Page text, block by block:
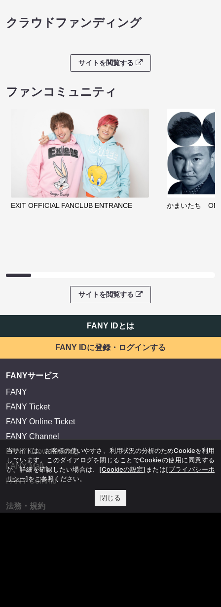
クラウドファンディング
サイトを閲覧する
ファンコミュニティ
EXIT OFFICIAL FANCLUB ENTRANCE かまいたち
サイトを閲覧する
FANY IDとは
FANY IDに登録・ログインする
FANYサービス
FANY
FANY Ticket
FANY Online Ticket
FANY Channel
FANY Crowdfunding
FANY Mall
FANY Commu
法務・規約
当サイトは、お客様の使いやすさ、利用状況の分析のためCookieを利用
しています。このダイアログを閉じることでCookieの使用に同意する
か、詳細を確認したい場合は、 [Cookieの設定] または[プライバシーポ
リシー]をご参照ください。
閉じる